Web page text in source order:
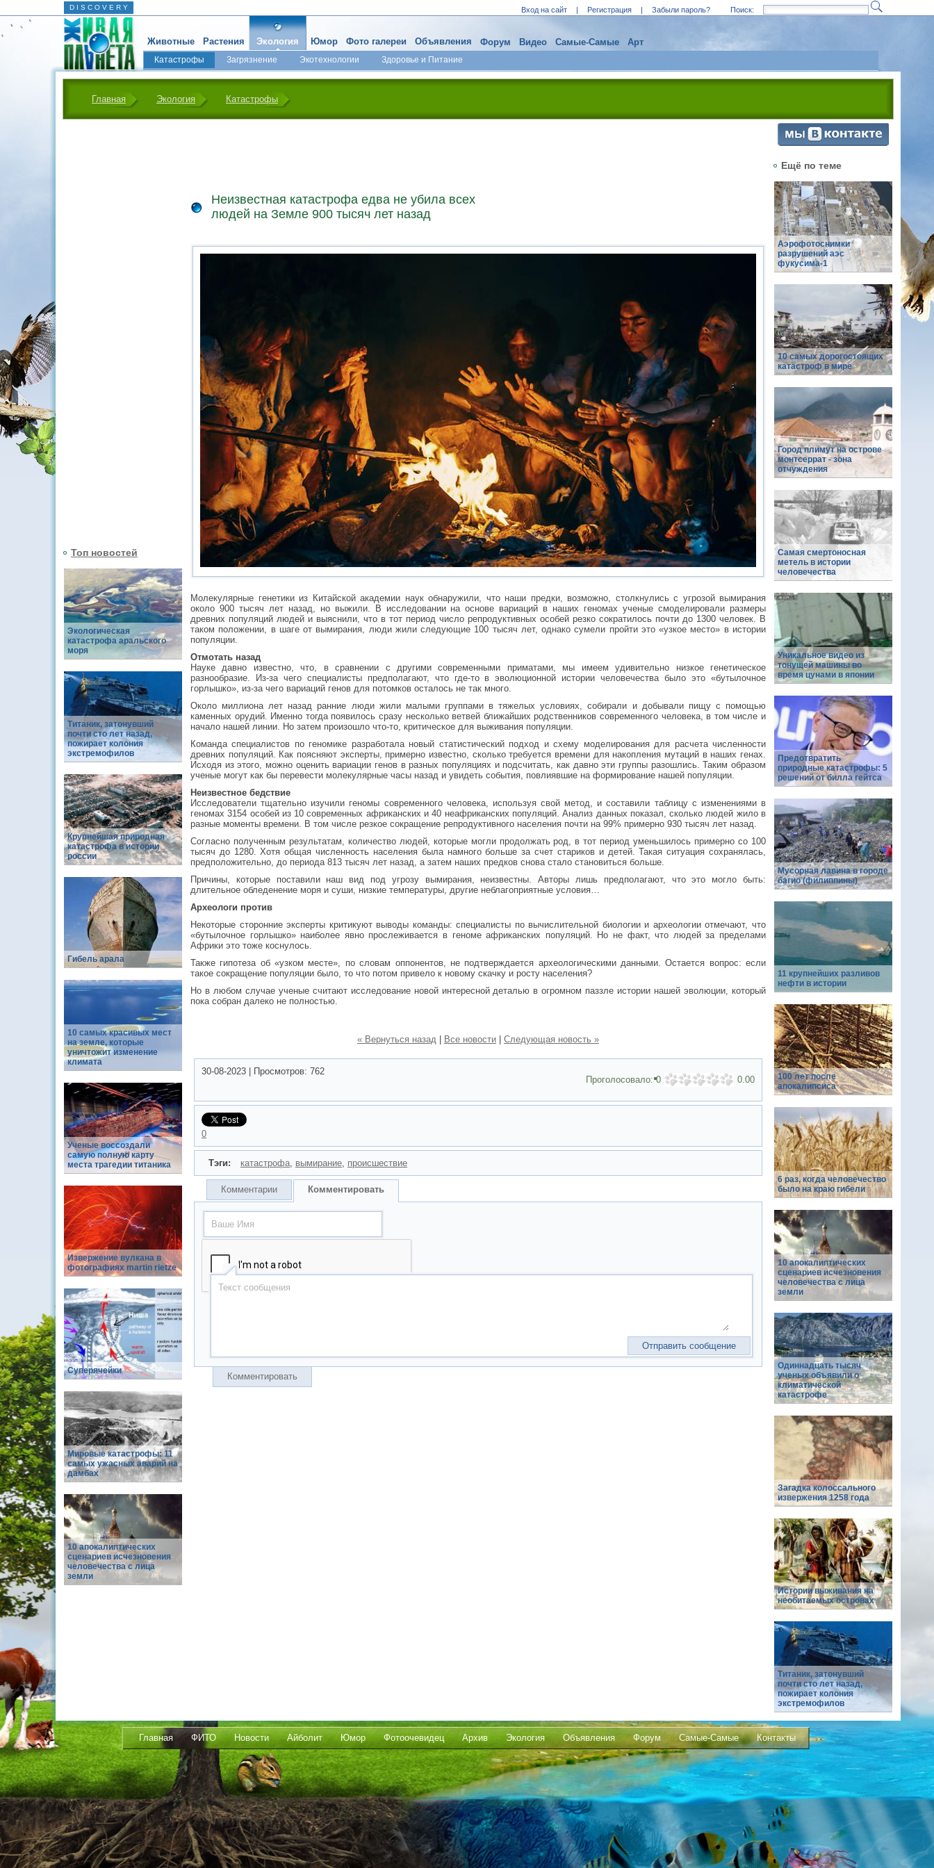
D I S C O V E R Y Вход на сайт | Регистрация | Забыли пароль? Поиск:
Животные Растения Экология
Катастрофы Загрязнение Экотехнологии Здоровье и Питание
Юмор Фото галереи Объявления Форум Видео Самые-Самые Арт
Главная Экология Катастрофы
Топ новостей
Экологическая
катастрофа аральского
моря
Титаник, затонувший
почти сто лет назад,
пожирает колония
экстремофилов
Крупнейшая природная
катастрофа в истории
россии
Гибель арала
10 самых красивых мест
на земле, которые
уничтожит изменение
климата
Ученые воссоздали
самую полную карту
места трагедии титаника
Извержение вулкана в
фотографиях martin rietze
Суперячейки
Мировые катастрофы: 11
самых ужасных аварий на
дамбах
10 апокалиптических
сценариев исчезновения
человечества с лица
земли
Неизвестная катастрофа едва не убила всех
людей на Земле 900 тысяч лет назад
Молекулярные генетики из Китайской академии наук обнаружили, что наши предки, возможно, столкнулись с угрозой вымирания
около 900 тысяч лет назад, но выжили. В исследовании на основе вариаций в наших геномах ученые смоделировали размеры
древних популяций людей и выяснили, что в тот период число репродуктивных особей резко сократилось почти до 1300 человек. В
таком положении, в шаге от вымирания, люди жили следующие 100 тысяч лет, однако сумели пройти это «узкое место» в истории
популяции.
Отмотать назад
Науке давно известно, что, в сравнении с другими современными приматами, мы имеем удивительно низкое генетическое
разнообразие. Из-за чего специалисты предполагают, что где-то в эволюционной истории человечества было это «бутылочное
горлышко», из-за чего вариаций генов для потомков осталось не так много.
Около миллиона лет назад ранние люди жили малыми группами в тяжелых условиях, собирали и добывали пищу с помощью
каменных орудий. Именно тогда появилось сразу несколько ветвей ближайших родственников современного человека, в том числе и
начало нашей линии. Но затем произошло что-то, критическое для выживания популяции.
Команда специалистов по геномике разработала новый статистический подход и схему моделирования для расчета численности
древних популяций. Как поясняют эксперты, примерно известно, сколько требуется времени для накопления мутаций в наших генах.
Исходя из этого, можно оценить вариации генов в разных популяциях и подсчитать, как давно эти группы разошлись. Таким образом
ученые могут как бы перевести молекулярные часы назад и увидеть события, повлиявшие на формирование нашей популяции.
Неизвестное бедствие
Исследователи тщательно изучили геномы современного человека, используя свой метод, и составили таблицу с изменениями в
геномах 3154 особей из 10 современных африканских и 40 неафриканских популяций. Анализ данных показал, сколько людей жило в
разные моменты времени. В том числе резкое сокращение репродуктивного населения почти на 99% примерно 930 тысяч лет назад.
Согласно полученным результатам, количество людей, которые могли продолжать род, в тот период уменьшилось примерно со 100
тысяч до 1280. Хотя общая численность населения была намного больше за счет стариков и детей. Такая ситуация сохранялась,
предположительно, до периода 813 тысяч лет назад, а затем наших предков снова стало становиться больше.
Причины, которые поставили наш вид под угрозу вымирания, неизвестны. Авторы лишь предполагают, что это могло быть:
длительное обледенение моря и суши, низкие температуры, другие неблагоприятные условия…
Археологи против
Некоторые сторонние эксперты критикуют выводы команды: специалисты по вычислительной биологии и археологии отмечают, что
«бутылочное горлышко» наиболее явно прослеживается в геноме африканских популяций. Но не факт, что людей за пределами
Африки это тоже коснулось.
Также гипотеза об «узком месте», по словам оппонентов, не подтверждается археологическими данными. Остается вопрос: если
такое сокращение популяции было, то что потом привело к новому скачку и росту населения?
Но в любом случае ученые считают исследование новой интересной деталью в огромном паззле истории нашей эволюции, который
пока собран далеко не полностью.
« Вернуться назад Все новости Следующая новость »
30-08-2023 Просмотров: 762
Проголосовало:0 0.00
0
Тэги: катастрофа, вымирание, происшествие
Комментарии Комментировать
Комментировать
Ещё по теме
Аэрофотоснимки
разрушений аэс
фукусима-1
10 самых дорогостоящих
катастроф в мире
Город плимут на острове
монтсеррат - зона
отчуждения
Самая смертоносная
метель в истории
человечества
Уникальное видео из
тонущей машины во
время цунами в японии
Предотвратить
природные катастрофы: 5
решений от билла гейтса
Мусорная лавина в городе
багио (филиппины)
11 крупнейших разливов
нефти в истории
100 лет после
апокалипсиса
6 раз, когда человечество
было на краю гибели
10 апокалиптических
сценариев исчезновения
человечества с лица
земли
Одиннадцать тысяч
ученых объявили о
климатической
катастрофе
Загадка колоссального
извержения 1258 года
Истории выживания на
необитаемых островах
Титаник, затонувший
почти сто лет назад,
пожирает колония
экстремофилов
Главная ФИТО Новости Айболит Юмор Фотоочевидец Архив Экология Объявления Форум Самые-Самые Контакты